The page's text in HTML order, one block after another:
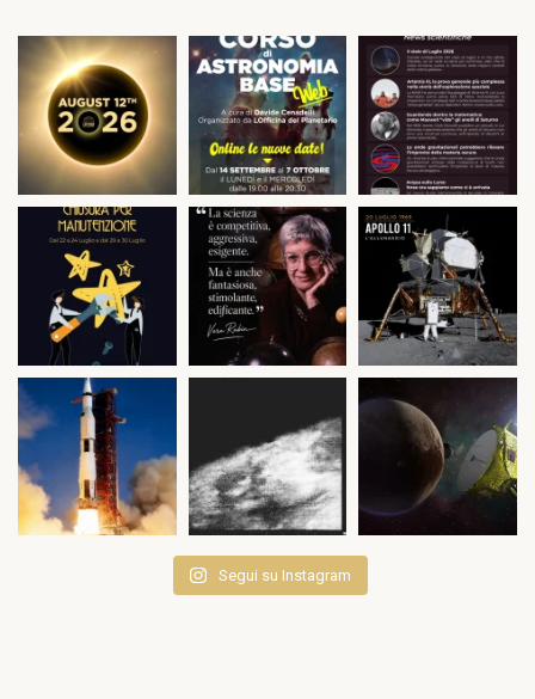
Segui su Instagram